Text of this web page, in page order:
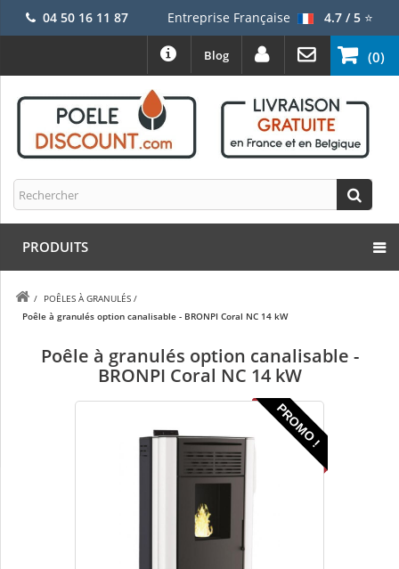
04 50 16 11 87 Entreprise Française 4.7 / 5⭐
(0)
Blog
PRODUITS
/ POÊLES À GRANULÉS /
Poêle à granulés option canalisable - BRONPI Coral NC 14 kW
Poêle à granulés option canalisable -
BRONPI Coral NC 14 kW
PROMO !